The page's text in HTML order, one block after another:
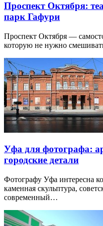
Проспект Октября:
парк Гафури
Проспект Октября —
которую не нужно
Уфа для фотографа:
городские детали
Фотографу Уфа интересна
каменная скульптура,
современный…